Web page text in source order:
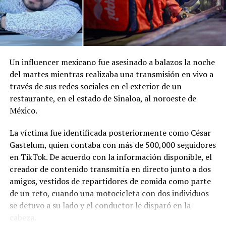
Un influencer mexicano fue asesinado a balazos la noche
del martes mientras realizaba una transmisión en vivo a
través de sus redes sociales en el exterior de un
restaurante, en el estado de Sinaloa, al noroeste de
México.
La víctima fue identificada posteriormente como César
Gastelum, quien contaba con más de 500,000 seguidores
en TikTok. De acuerdo con la información disponible, el
creador de contenido transmitía en directo junto a dos
amigos, vestidos de repartidores de comida como parte
de un reto, cuando una motocicleta con dos individuos
se detuvo a su lado y el conductor le disparó en la
cabeza.